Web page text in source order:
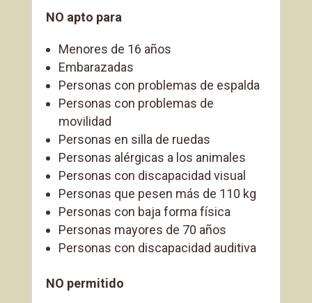
NO apto para
Menores de 16 años
Embarazadas
Personas con problemas de espalda
Personas con problemas de
movilidad
Personas en silla de ruedas
Personas alérgicas a los animales
Personas con discapacidad visual
Personas que pesen más de 110 kg
Personas con baja forma física
Personas mayores de 70 años
Personas con discapacidad auditiva
NO permitido